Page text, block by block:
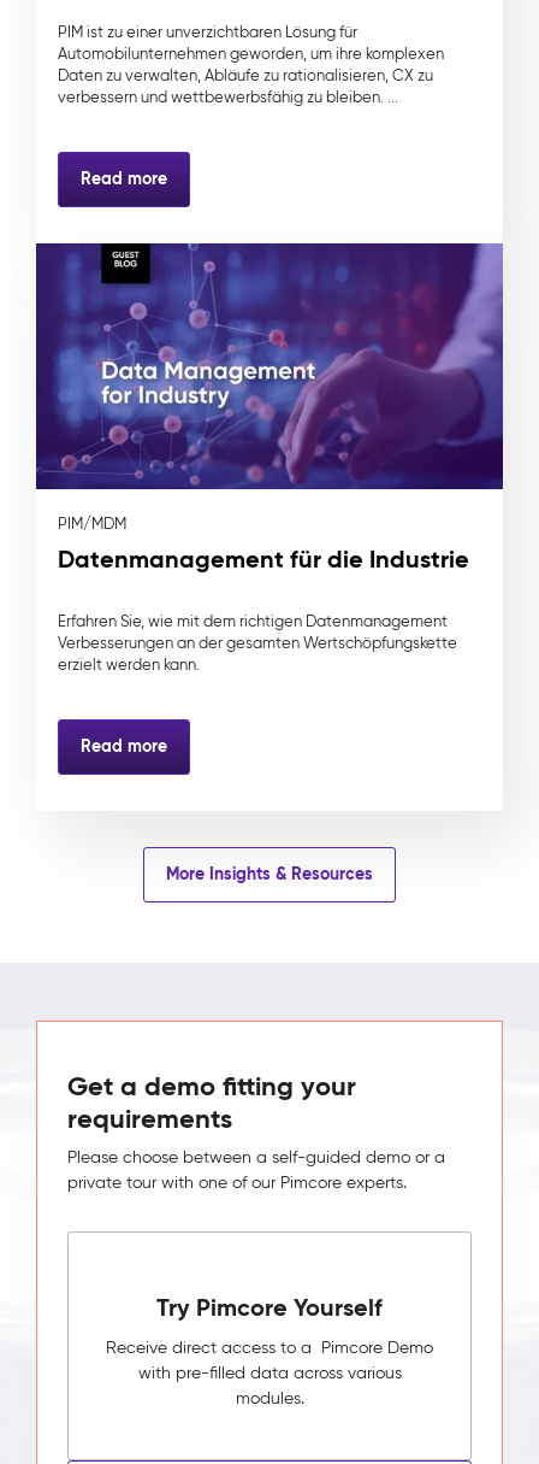
PIM ist zu einer unverzichtbaren Lösung für
Automobilunternehmen geworden, um ihre komplexen
Daten zu verwalten, Abläufe zu rationalisieren, CX zu
verbessern und wettbewerbsfähig zu bleiben. ...
Read more
PIM/MDM
Datenmanagement für die Industrie
Erfahren Sie, wie mit dem richtigen Datenmanagement
Verbesserungen an der gesamten Wertschöpfungskette
erzielt werden kann.
Read more
More Insights & Resources
Get a demo fitting your
requirements
Please choose between a self-guided demo or a
private tour with one of our Pimcore experts.
Try Pimcore Yourself
Receive direct access to a Pimcore Demo
with pre-filled data across various
modules.